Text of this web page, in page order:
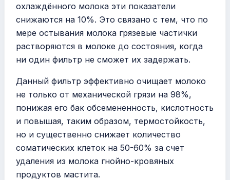
охлаждённого молока эти показатели
снижаются на 10%. Это связано с тем, что по
мере остывания молока грязевые частички
растворяются в молоке до состояния, когда
ни один фильтр не сможет их задержать.
Данный фильтр эффективно очищает молоко
не только от механической грязи на 98%,
понижая его бак обсемененность, кислотность
и повышая, таким образом, термостойкость,
но и существенно снижает количество
соматических клеток на 50-60% за счет
удаления из молока гнойно-кровяных
продуктов мастита.